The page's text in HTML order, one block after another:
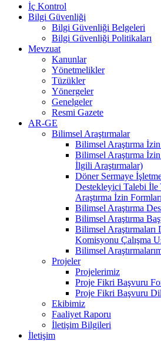
İç Kontrol
Bilgi Güvenliği
Bilgi Güvenliği Belgeleri
Bilgi Güvenliği Politikaları
Mevzuat
Kanunlar
Yönetmelikler
Tüzükler
Yönergeler
Genelgeler
Resmi Gazete
AR-GE
Bilimsel Araştırmalar
Bilimsel Araştırma
Bilimsel Araştırma
İlgili Araştırmalar)
Döner Sermaye
Destekleyici Talebi
Araştırma İzin Formları
Bilimsel Araştırma
Bilimsel Araştırma
Bilimsel Araştırmaları
Komisyonu Çalışma
Bilimsel
Projeler
Projelerimiz
Proje Fikri Başvuru
Proje Fikri Başvuru
Ekibimiz
Faaliyet Raporu
İletişim Bilgileri
İletişim